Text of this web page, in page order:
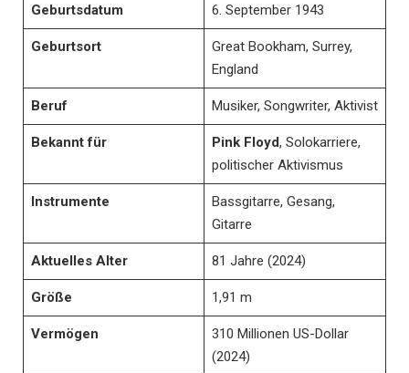
Geburtsdatum 6. September 1943
Geburtsort
Great Bookham, Surrey,
England
Beruf Musiker, Songwriter, Aktivist
Bekannt für Pink Floyd, Solokarriere,
politischer Aktivismus
Instrumente
Bassgitarre, Gesang,
Gitarre
Aktuelles Alter 81 Jahre (2024)
Größe 1,91 m
Vermögen
310 Millionen US-Dollar
(2024)